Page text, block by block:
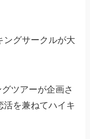
ングサークルが大
ツアーが企画さ
活を兼ねてハイキ